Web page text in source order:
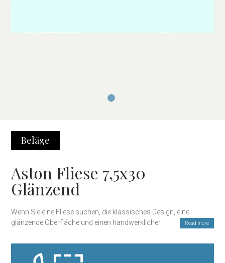
Beläge
Aston Fliese 7,5x30
Glänzend
Wenn Sie eine Fliese suchen, die klassisches Design, eine
glänzende Oberfläche und einen handwerklichen Touch
Wahl. Inspiriert von den ikonischen Metrofliesen, verleihen diese
Keramikfliesen jedem Raum einen raffinierten und zeitlosen Stil.
Read more